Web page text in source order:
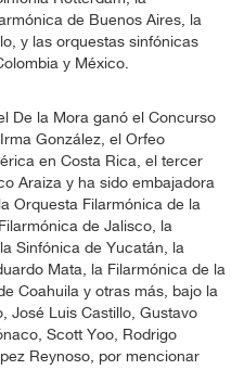
de Buenos Aires, la
y las orquestas sinfónicas
y México.
De la Mora ganó el Concurso
González, el Orfeo
en Costa Rica, el tercer
Araiza y ha sido embajadora
Orquesta Filarmónica de la
de Jalisco, la
Sinfónica de Yucatán, la
Mata, la Filarmónica de la
Coahuila y otras más, bajo la
José Luis Castillo, Gustavo
Scott Yoo, Rodrigo
Reynoso, por mencionar